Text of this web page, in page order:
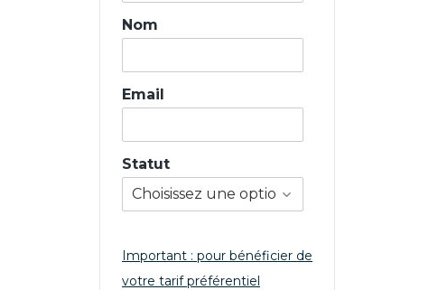
Nom
Email
Statut
Important : pour bénéficier de
votre tarif préférentiel